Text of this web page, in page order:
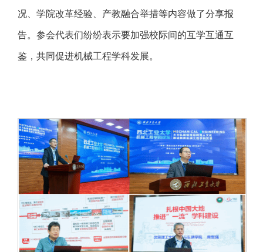
况、学院改革经验、产教融合举措等内容做了分享报
告。参会代表们纷纷表示要加强校际间的互学互通互
鉴，共同促进机械工程学科发展。